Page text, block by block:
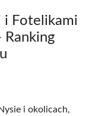
i Fotelikami
Ranking
i okolicach,